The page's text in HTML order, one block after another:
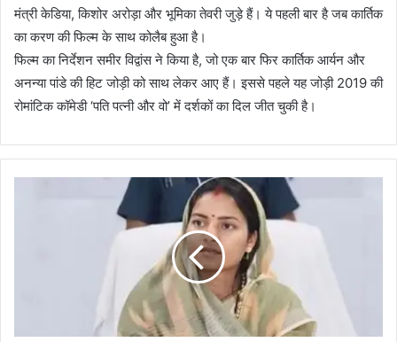
मंत्री केडिया, किशोर अरोड़ा और भूमिका तेवरी जुड़े हैं। ये पहली बार है जब कार्तिक
का करण की फिल्म के साथ कोलैब हुआ है।
फिल्म का निर्देशन समीर विद्वांस ने किया है, जो एक बार फिर कार्तिक आर्यन और
अनन्या पांडे की हिट जोड़ी को साथ लेकर आए हैं। इससे पहले यह जोड़ी 2019 की
रोमांटिक कॉमेडी ‘पति पत्नी और वो’ में दर्शकों का दिल जीत चुकी है।